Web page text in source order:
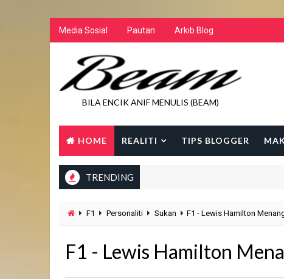
Media Sosial Pautan Arkib Blog
BILA ENCIK ANIF MENULIS (BEAM)
HOME REALITI TIPS BLOGGER
TRENDING
F1 Personaliti Sukan F1 - Lewis Hamilton
F1 - Lewis Hamilton